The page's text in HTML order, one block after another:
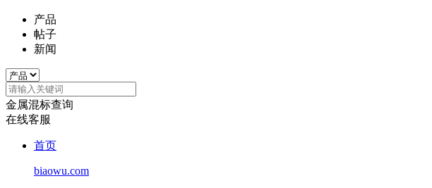
产品
帖子
新闻
金属混标查询
在线客服
首页
biaowu.com